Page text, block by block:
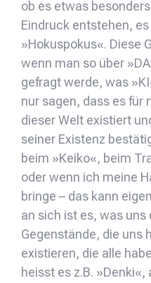
ob es etwas
Eindruck entstehen,
»Hokuspokus«. Diese
wenn man so über
gefragt werde, was
nur sagen, dass es für
dieser Welt existiert
seiner Existenz
beim »Keiko«, beim
oder wenn ich meine
bringe – das kann
an sich ist es, was
Gegenstände, die uns
existieren, die alle
heisst es z.B.